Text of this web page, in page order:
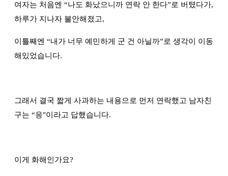
여자는 처음엔 “나도 화났으니까 연락 안 한다”로 버텼다가,
하루가 지나자 불안해졌고,
이틀째엔 “내가 너무 예민하게 군 건 아닐까”로 생각이 이동
해있었습니다.
그래서 결국 짧게 사과하는 내용으로 먼저 연락했고 남자친
구는 “응"이라고 답했습니다.
이게 화해인가요?